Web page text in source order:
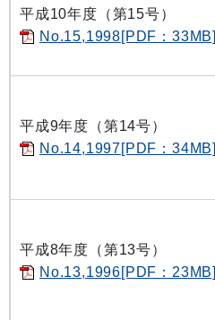
平成10年度（第15号）
No.15,1998[PDF：33MB]
平成9年度（第14号）
No.14,1997[PDF：34MB]
平成8年度（第13号）
No.13,1996[PDF：23MB]